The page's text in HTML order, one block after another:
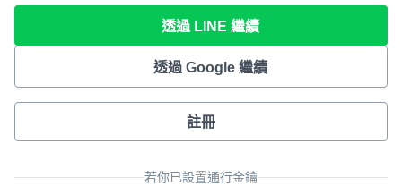
透過 LINE 繼續
透過 Google 繼續
註冊
若你已設置通行金鑰